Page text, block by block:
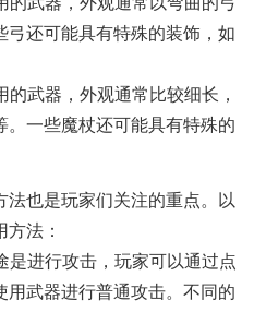
还可能具有特殊的装饰，如
的武器，外观通常比较细长，
。一些魔杖还可能具有特殊的
法也是玩家们关注的重点。以
法：
是进行攻击，玩家可以通过点
武器进行普通攻击。不同的